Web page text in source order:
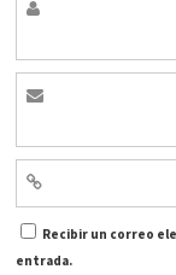
Recibir un correo
entrada.